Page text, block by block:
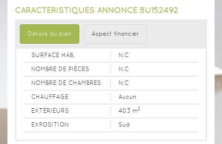
CARACTÉRISTIQUES ANNONCE BU152492
Détails du bien Aspect financier
SURFACE HAB.
N.C
NOMBRE DE PIÈCES
N.C
NOMBRE DE CHAMBRES
N.C
CHAUFFAGE
Aucun
EXTÉRIEURS
403 m2
EXPOSITION Sud